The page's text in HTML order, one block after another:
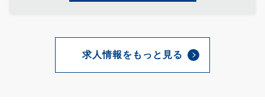
求人情報をもっと見る